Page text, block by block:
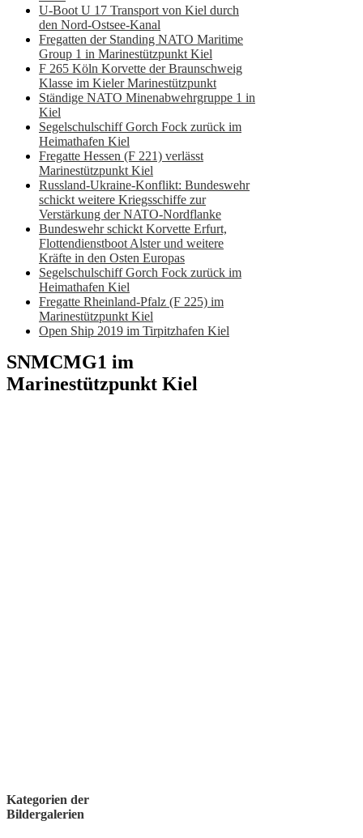
U-Boot U 17 Transport von Kiel durch
den Nord-Ostsee-Kanal
Fregatten der Standing NATO Maritime
Group 1 in Marinestützpunkt Kiel
F 265 Köln Korvette der Braunschweig
Klasse im Kieler Marinestützpunkt
Ständige NATO Minenabwehrgruppe 1 in
Kiel
Segelschulschiff Gorch Fock zurück im
Heimathafen Kiel
Fregatte Hessen (F 221) verlässt
Marinestützpunkt Kiel
Russland-Ukraine-Konflikt: Bundeswehr
schickt weitere Kriegsschiffe zur
Verstärkung der NATO-Nordflanke
Bundeswehr schickt Korvette Erfurt,
Flottendienstboot Alster und weitere
Kräfte in den Osten Europas
Segelschulschiff Gorch Fock zurück im
Heimathafen Kiel
Fregatte Rheinland-Pfalz (F 225) im
Marinestützpunkt Kiel
Open Ship 2019 im Tirpitzhafen Kiel
SNMCMG1 im
Marinestützpunkt Kiel
Kategorien der
Bildergalerien